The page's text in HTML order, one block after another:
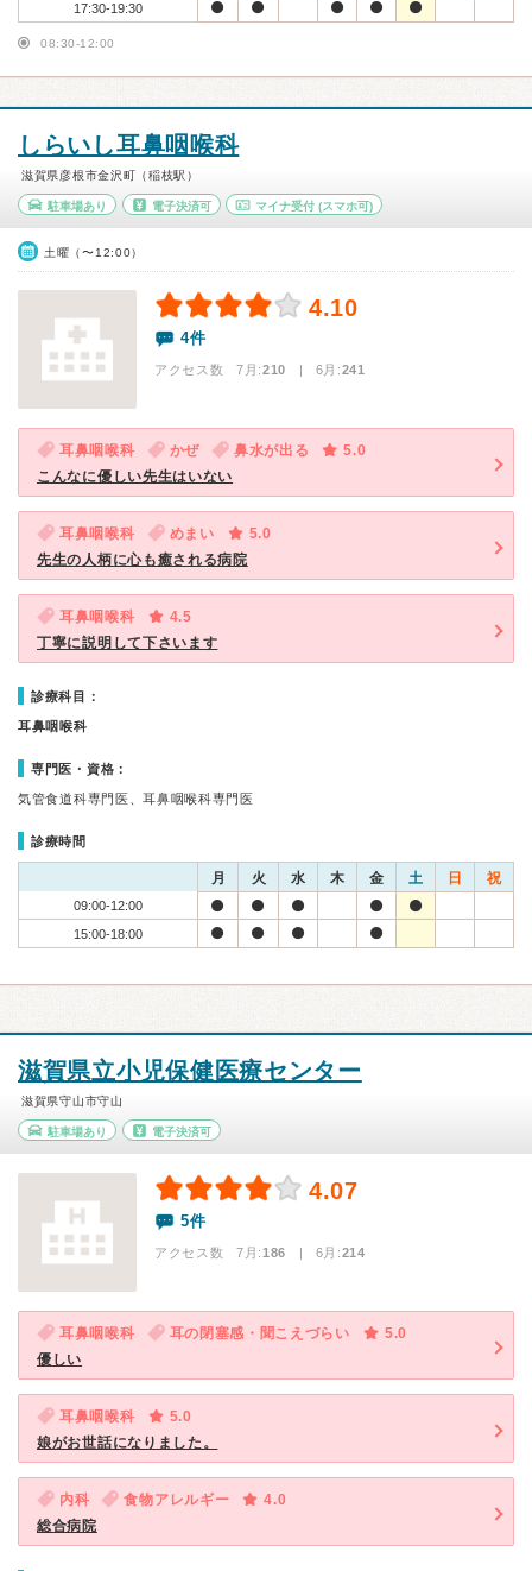
17:30-19:30
08:30-12:00
しらいし耳鼻咽喉科
滋賀県彦根市金沢町（稲枝駅）
駐車場あり 電子決済可 マイナ受付 (スマホ可)
土曜（〜12:00）
4.10
4件
アクセス数 7月:210 | 6月:241
耳鼻咽喉科 かぜ 鼻水が出る
5.0
こんなに優しい先生はいない
耳鼻咽喉科 めまい
5.0
先生の人柄に心も癒される病院
耳鼻咽喉科
4.5
丁寧に説明して下さいます
診療科目：
耳鼻咽喉科
専門医・資格：
気管食道科専門医、耳鼻咽喉科専門医
診療時間
月 火 水 木 金 土 日 祝
09:00-12:00
15:00-18:00
滋賀県立小児保健医療センター
滋賀県守山市守山
駐車場あり 電子決済可
4.07
5件
アクセス数 7月:186 | 6月:214
耳鼻咽喉科 耳の閉塞感・聞こえづらい
5.0
優しい
耳鼻咽喉科
5.0
娘がお世話になりました。
内科 食物アレルギー
4.0
総合病院